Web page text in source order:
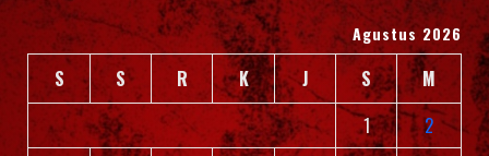
Agustus 2026
S S R K J S
M
1
2